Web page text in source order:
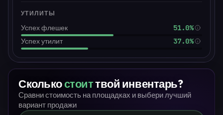
УТИЛИТЫ
Успех флешек
51.0%
Успех утилит
37.0%
Сколькостоиттвой инвентарь?
Сравни стоимость на площадках и выбери лучший
вариант продажи